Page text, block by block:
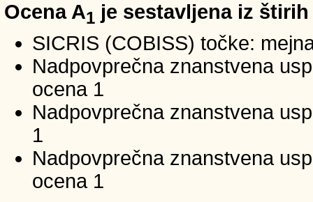
Ocena A1 je sestavljena iz
SICRIS (COBISS) točke:
Nadpovprečna znanstvena
ocena 1
Nadpovprečna znanstvena
1
Nadpovprečna znanstvena
ocena 1